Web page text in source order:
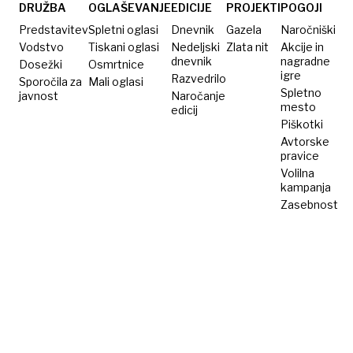
vrha
Brics
DRUŽBA
Predstavitev
Vodstvo
Dosežki
Sporočila za
javnost
OGLAŠEVANJE
Spletni oglasi
Tiskani oglasi
Osmrtnice
Mali oglasi
EDICIJE
Dnevnik
Nedeljski
dnevnik
Razvedrilo
Naročanje
edicij
PROJEKTI
Gazela
Zlata nit
POGOJI
Naročniški
Akcije in
nagradne
igre
Spletno
mesto
Piškotki
Avtorske
pravice
Volilna
kampanja
Zasebnost